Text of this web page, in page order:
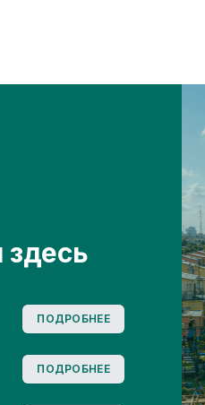
ПОДРОБНЕЕ
ПОДРОБНЕЕ